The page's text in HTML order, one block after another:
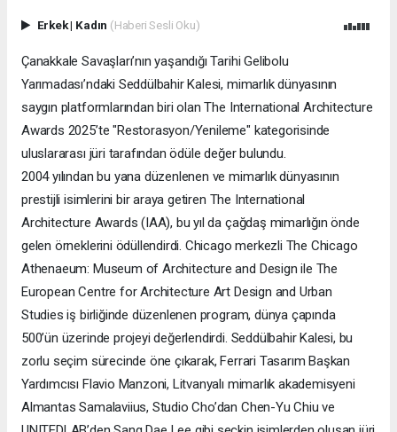
Erkek| Kadın (Haberi Sesli Oku)
Çanakkale Savaşları’nın yaşandığı Tarihi Gelibolu
Yarımadası’ndaki Seddülbahir Kalesi, mimarlık dünyasının
saygın platformlarından biri olan The International Architecture
Awards 2025’te "Restorasyon/Yenileme" kategorisinde
uluslararası jüri tarafından ödüle değer bulundu.
2004 yılından bu yana düzenlenen ve mimarlık dünyasının
prestijli isimlerini bir araya getiren The International
Architecture Awards (IAA), bu yıl da çağdaş mimarlığın önde
gelen örneklerini ödüllendirdi. Chicago merkezli The Chicago
Athenaeum: Museum of Architecture and Design ile The
European Centre for Architecture Art Design and Urban
Studies iş birliğinde düzenlenen program, dünya çapında
500’ün üzerinde projeyi değerlendirdi. Seddülbahir Kalesi, bu
zorlu seçim sürecinde öne çıkarak, Ferrari Tasarım Başkan
Yardımcısı Flavio Manzoni, Litvanyalı mimarlık akademisyeni
Almantas Samalaviius, Studio Cho’dan Chen-Yu Chiu ve